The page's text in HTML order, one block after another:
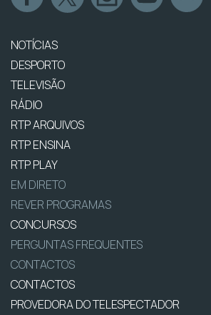
NOTÍCIAS
DESPORTO
TELEVISÃO
RÁDIO
RTP ARQUIVOS
RTP ENSINA
RTP PLAY
EM DIRETO
REVER PROGRAMAS
CONCURSOS
PERGUNTAS FREQUENTES
CONTACTOS
CONTACTOS
PROVEDORA DO TELESPECTADOR